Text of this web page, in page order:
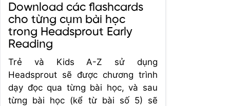
Download các flashcards
cho từng cụm bài học
trong Headsprout Early
Reading
Trẻ và Kids A-Z sử dụng
Headsprout sẽ được chương trình
dạy đọc qua từng bài học, và sau
từng bài học (kể từ bài số 5) sẽ